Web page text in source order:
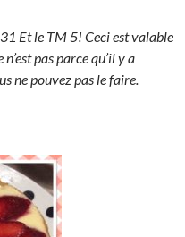
Et le TM 5! Ceci est valable
pas parce qu’il y a
ne pouvez pas le faire.